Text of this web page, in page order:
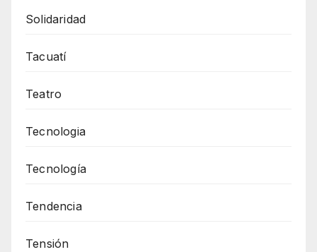
Solidaridad
Tacuatí
Teatro
Tecnologia
Tecnología
Tendencia
Tensión